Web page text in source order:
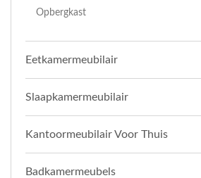
Opbergkast
Eetkamermeubilair
Slaapkamermeubilair
Kantoormeubilair Voor Thuis
Badkamermeubels